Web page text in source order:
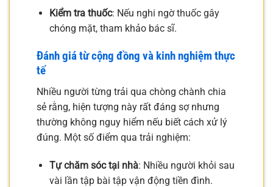
Kiểm tra thuốc: Nếu nghi ngờ thuốc gây
chóng mặt, tham khảo bác sĩ.
Đánh giá từ cộng đồng và kinh nghiệm thực
tế
Nhiều người từng trải qua chòng chành chia
sẻ rằng, hiện tượng này rất đáng sợ nhưng
thường không nguy hiểm nếu biết cách xử lý
đúng. Một số điểm qua trải nghiệm:
Tự chăm sóc tại nhà: Nhiều người khỏi sau
vài lần tập bài tập vận động tiền đình.